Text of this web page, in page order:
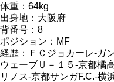
体重：64kg
出身地：大阪府
背番号：8
ポジション：MF
経歴：ＦＣジョカーレ-ガ
ウェーブＵ－１５-京都橘
リノス-京都サンガF.C.-横